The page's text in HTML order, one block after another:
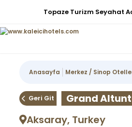
Topaze Turizm Seyahat
Anasayfa Merkez / Sinop
Geri Git
Grand
Aksaray, Turkey